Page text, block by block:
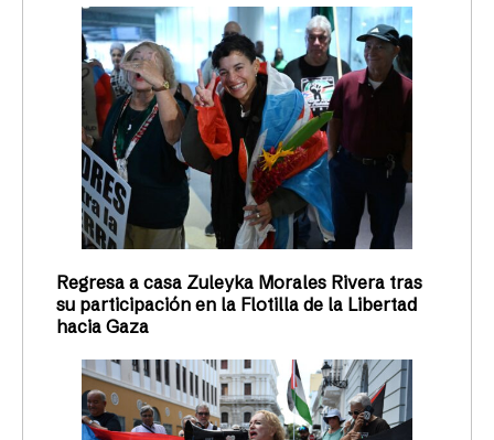
Regresa a casa Zuleyka Morales Rivera tras
su participación en la Flotilla de la Libertad
hacia Gaza